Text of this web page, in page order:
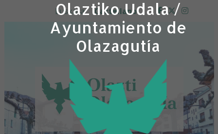
Olaztiko Udala /
Ayuntamiento de
Olazagutía
Euskara Castellano facebook
twitter